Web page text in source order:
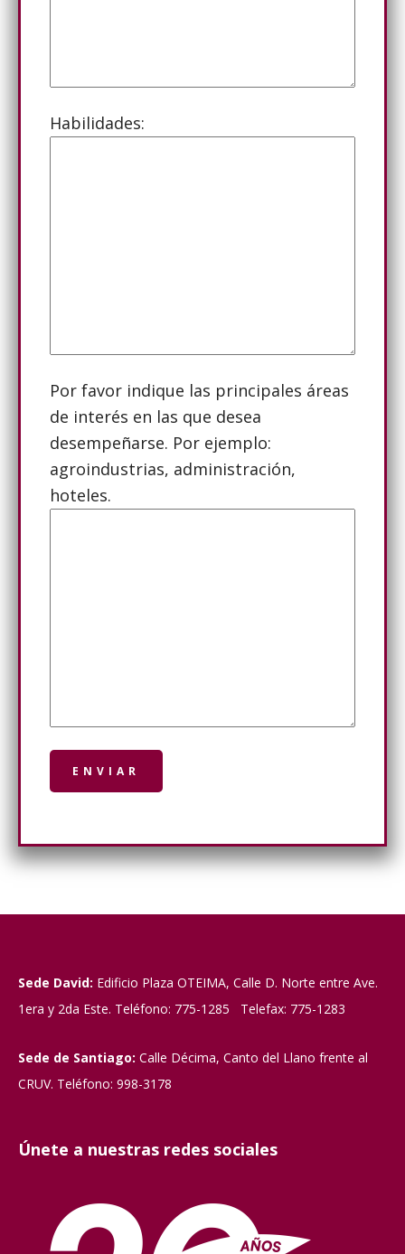
Habilidades:
Por favor indique las principales áreas
de interés en las que desea
desempeñarse. Por ejemplo:
agroindustrias, administración,
hoteles.
Sede David: Edificio Plaza OTEIMA, Calle D. Norte entre Ave.
1era y 2da Este. Teléfono: 775-1285 Telefax: 775-1283
Sede de Santiago: Calle Décima, Canto del Llano frente al
CRUV. Teléfono: 998-3178
Únete a nuestras redes sociales